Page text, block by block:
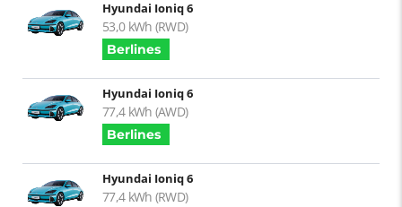
Hyundai Ioniq 6
53,0 kWh (RWD)
Berlines
Hyundai Ioniq 6
77,4 kWh (AWD)
Berlines
Hyundai Ioniq 6
77,4 kWh (RWD)